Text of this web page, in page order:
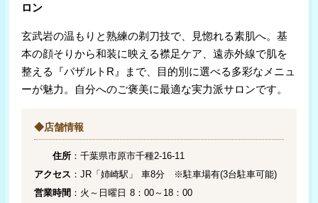
ロン
玄武岩の温もりと熟練の剃刀技で、見惚れる素肌へ。基
本の顔そりから和装に映える襟足ケア、遠赤外線で肌を
整える『バザルトR』まで、目的別に選べる多彩なメニュ
ーが魅力。自分へのご褒美に最適な実力派サロンです。
◆店舗情報
住所 ：千葉県市原市千種2-16-11
アクセス ：JR「姉崎駅」 車8分 ※駐車場有(3台駐車可能)
営業時間 ：火～日曜日 8：00～18：00